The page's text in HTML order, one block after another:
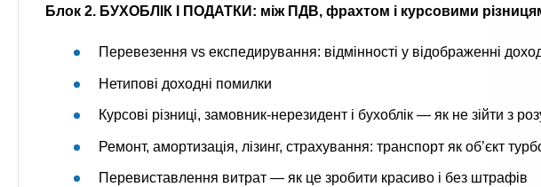
Блок 2. БУХОБЛІК І ПОДАТКИ: між ПДВ, фрахтом і курсовими
Перевезення vs експедирування: відмінності у відображенні
Нетипові доходні помилки
Курсові різниці, замовник-нерезидент і бухоблік — як не зійти з
Ремонт, амортизація, лізинг, страхування: транспорт як об’єкт
Перевиставлення витрат — як це зробити красиво і без штрафів